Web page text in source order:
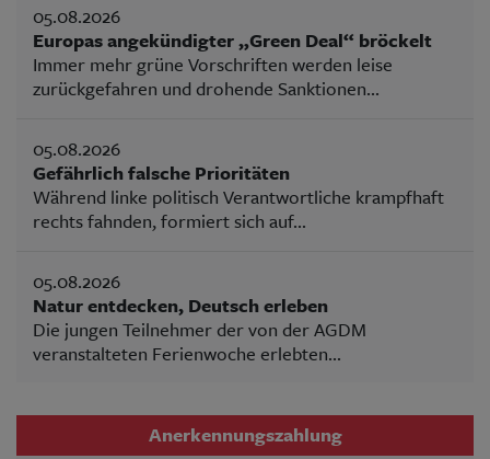
05.08.2026
Europas angekündigter „Green Deal“ bröckelt
Immer mehr grüne Vorschriften werden leise
zurückgefahren und drohende Sanktionen...
05.08.2026
Gefährlich falsche Prioritäten
Während linke politisch Verantwortliche krampfhaft
rechts fahnden, formiert sich auf...
05.08.2026
Natur entdecken, Deutsch erleben
Die jungen Teilnehmer der von der AGDM
veranstalteten Ferienwoche erlebten...
Anerkennungszahlung